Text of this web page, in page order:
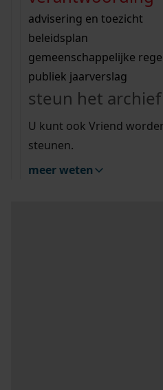
bouwvergunningen
omgevingsvergunningen
vergunningen
beeld en geluid
uitleg nodig?
Wij helpen u op weg met
bekijk alle zoektips
Wij helpen u op weg met
bekijk alle zoektips
bekijk ons
advisering en toezicht
beleidsplan
gemeenschappelijke
publiek jaarverslag
steun het archief
U kunt ook Vriend
steunen.
meer weten
Mijn Studiezaal (inloggen)